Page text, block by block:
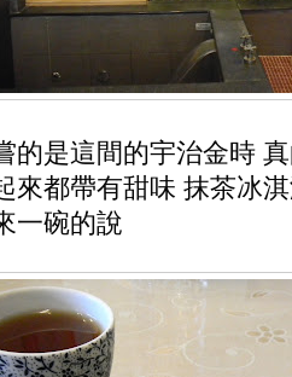
的是這間的宇治金時
來都帶有甜味 抹茶冰
一碗的說